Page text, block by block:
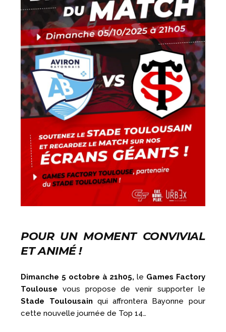
POUR UN MOMENT CONVIVIAL
ET ANIMÉ !
Dimanche 5 octobre à 21h05, le Games Factory
Toulouse vous propose de venir supporter le
Stade Toulousain qui affrontera Bayonne pour
cette nouvelle journée de Top 14…